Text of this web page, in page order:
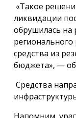
«Такое
ликвидации
обрушилась на
средства из
бюджета», —
Средства
Напомним,